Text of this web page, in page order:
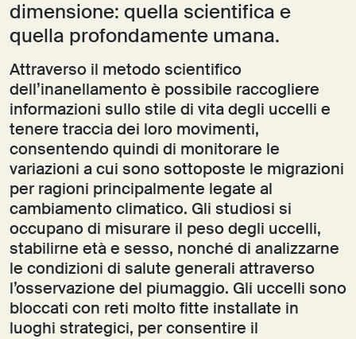
dimensione: quella scientifica e
quella profondamente umana.
Attraverso il metodo scientifico
dell’inanellamento è possibile raccogliere
informazioni sullo stile di vita degli uccelli e
tenere traccia dei loro movimenti,
consentendo quindi di monitorare le
variazioni a cui sono sottoposte le migrazioni
per ragioni principalmente legate al
cambiamento climatico. Gli studiosi si
occupano di misurare il peso degli uccelli,
stabilirne età e sesso, nonché di analizzarne
le condizioni di salute generali attraverso
l’osservazione del piumaggio. Gli uccelli sono
bloccati con reti molto fitte installate in
luoghi strategici, per consentire il